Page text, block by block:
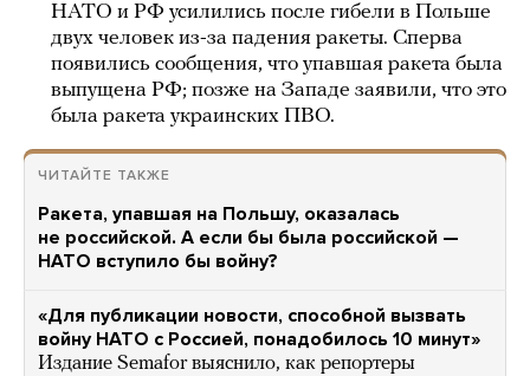
НАТО и РФ усилились после гибели в Польше
двух человек из-за падения ракеты. Сперва
появились сообщения, что упавшая ракета была
выпущена РФ; позже на Западе заявили, что это
была ракета украинских ПВО.
ЧИТАЙТЕ ТАКЖЕ
Ракета, упавшая на Польшу, оказалась
не российской. А если бы была российской —
НАТО вступило бы войну?
«Для публикации новости, способной вызвать
войну НАТО с Россией, понадобилось 10 минут»
Издание Semafor выяснило, как репортеры